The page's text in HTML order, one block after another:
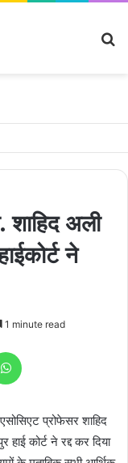
शाहिद अली
ने
1 minute read
प्रोफेसर शाहिद
कोर्ट ने रद्द कर दिया